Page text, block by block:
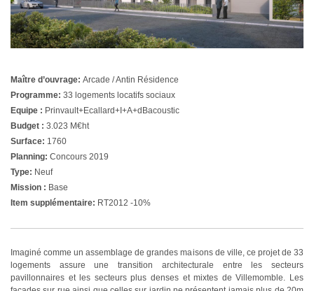
Maître d’ouvrage: Arcade / Antin Résidence
Programme: 33 logements locatifs sociaux
Equipe : Prinvault+Ecallard+I+A+dBacoustic
Budget : 3.023 M€ht
Surface: 1760
Planning: Concours 2019
Type: Neuf
Mission : Base
Item supplémentaire: RT2012 -10%
Imaginé comme un assemblage de grandes maisons de ville, ce projet de 33
logements assure une transition architecturale entre les secteurs
pavillonnaires et les secteurs plus denses et mixtes de Villemomble. Les